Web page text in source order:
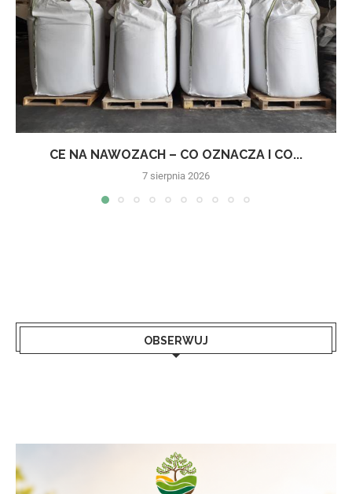
CE NA NAWOZACH – CO OZNACZA I CO...
7 sierpnia 2026
OBSERWUJ